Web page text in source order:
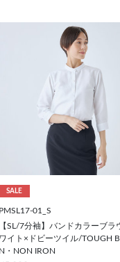
SALE
PMSL17-01_S
【SL/7分袖】バンドカラーブラ
ワイト×ドビーツイル/TOUGH
N・NON IRON